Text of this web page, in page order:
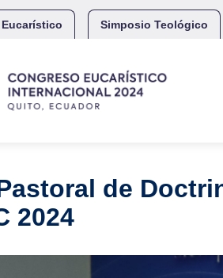
Simposio Teológico
de
2024